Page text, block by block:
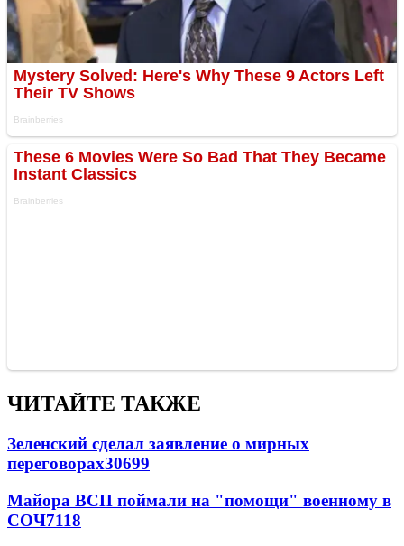
ЧИТАЙТЕ ТАКЖЕ
Зеленский сделал заявление о мирных
переговорах30699
Майора ВСП поймали на "помощи" военному в
СОЧ7118